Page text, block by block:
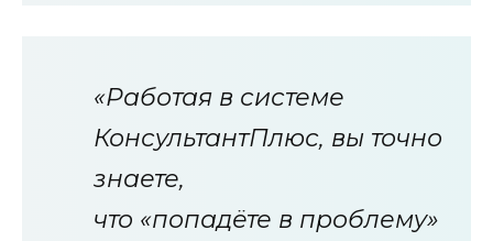
«Работая в системе
КонсультантПлюс, вы точно
знаете,
что «попадёте в проблему»